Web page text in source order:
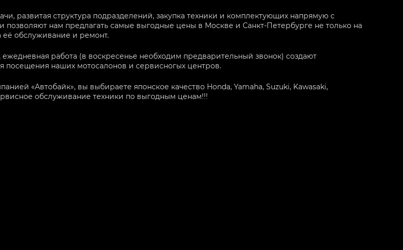
развитая структура подразделений, закупка техники и комплектующих напрямую с
позволяют нам предлагать самые выгодные цены в Москве и Санкт-Петербурге не только на
её обслуживание и ремонт.
работа (в воскресенье необходим предварительный звонок) создают
посещения наших мотосалонов и сервисногых центров.
«Автобайк», вы выбираете японское качество Honda, Yamaha, Suzuki, Kawasaki,
обслуживание техники по выгодным ценам!!!